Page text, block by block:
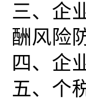
三、企
酬风险
四、企
五、个